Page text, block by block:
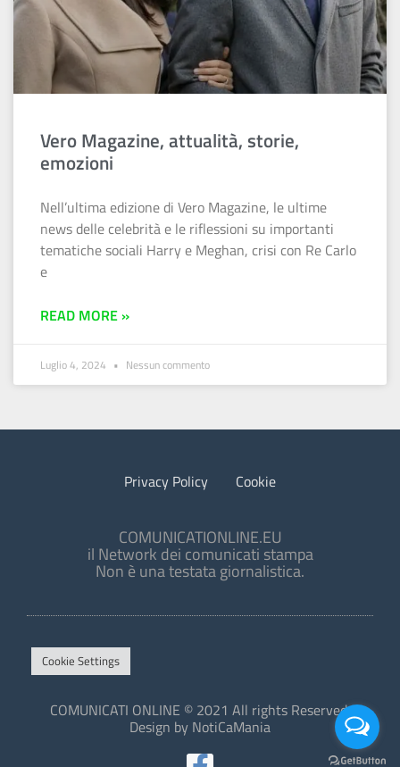
Vero Magazine, attualità, storie,
emozioni
Nell’ultima edizione di Vero Magazine, le ultime
news delle celebrità e le riflessioni su importanti
tematiche sociali Harry e Meghan, crisi con Re Carlo
e
READ MORE »
Luglio 4, 2024 Nessun commento
Privacy Policy Cookie
COMUNICATIONLINE.EU
il Network dei comunicati stampa
Non è una testata giornalistica.
Cookie Settings
COMUNICATI ONLINE © 2021 All rights Reserved.
Design by NotiCaMania